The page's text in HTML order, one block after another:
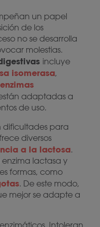
un papel
de los
no se desarrolla
molestias.
incluye
isomerasa,
adaptadas a
de uso.
dificultades para
diversos
a la lactosa.
enzima lactasa y
formas, como
. De este modo,
mejor se adapte a
Intoleran